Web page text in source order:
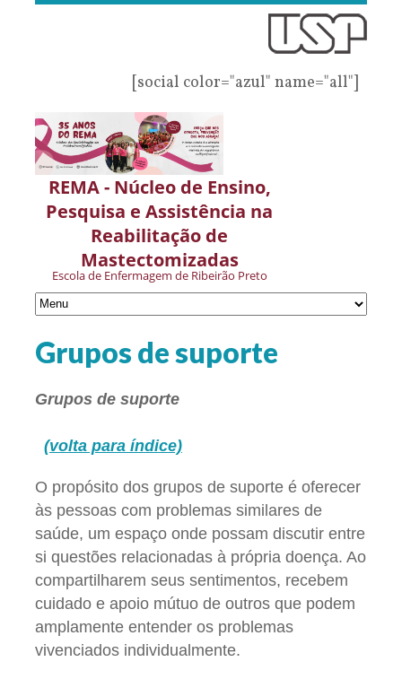
[social color="azul" name="all"]
REMA - Núcleo de Ensino,
Pesquisa e Assistência na
Reabilitação de
Mastectomizadas
Escola de Enfermagem de Ribeirão Preto
Grupos de suporte
Grupos de suporte
(volta para índice)
O propósito dos grupos de suporte é oferecer
às pessoas com problemas similares de
saúde, um espaço onde possam discutir entre
si questões relacionadas à própria doença. Ao
compartilharem seus sentimentos, recebem
cuidado e apoio mútuo de outros que podem
amplamente entender os problemas
vivenciados individualmente.